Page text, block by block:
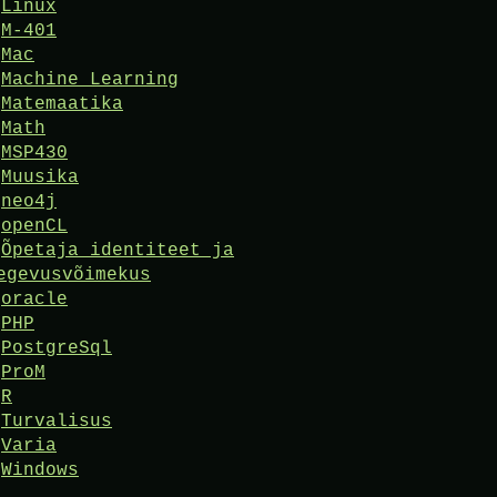
Linux
M-401
Mac
Machine Learning
Matemaatika
Math
MSP430
Muusika
neo4j
openCL
Õpetaja identiteet ja
oracle
PHP
PostgreSql
ProM
R
Turvalisus
Varia
Windows